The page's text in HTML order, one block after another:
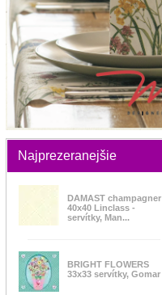
Najprezeranejšie
DAMAST champagner
40x40 Linclass -
servítky, Man...
BRIGHT FLOWERS
33x33 servítky, Gomar